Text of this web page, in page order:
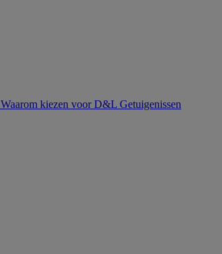
Waarom kiezen voor D&L Getuigenissen